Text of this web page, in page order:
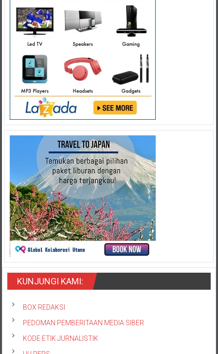
KUNJUNGI KAMI:
BOX REDAKSI
PEDOMAN PEMBERITAAN MEDIA SIBER
KODE ETIK JURNALISTIK